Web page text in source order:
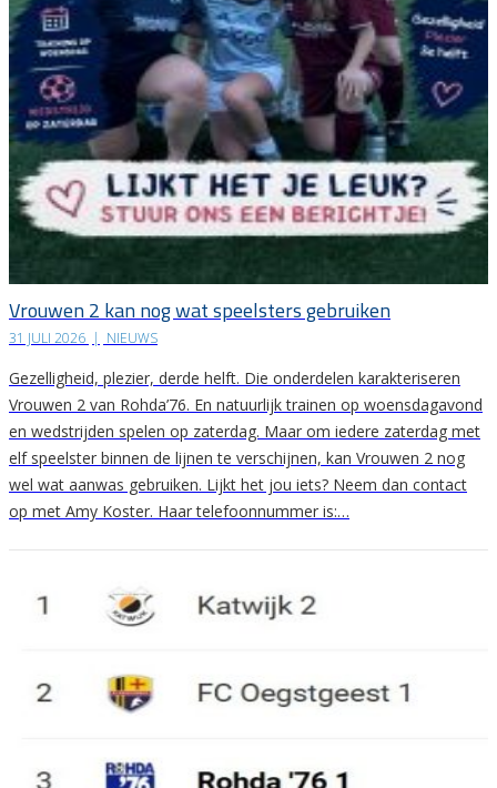
Vrouwen 2 kan nog wat speelsters gebruiken
31 JULI 2026 | NIEUWS
Gezelligheid, plezier, derde helft. Die onderdelen karakteriseren
Vrouwen 2 van Rohda’76. En natuurlijk trainen op woensdagavond
en wedstrijden spelen op zaterdag. Maar om iedere zaterdag met
elf speelster binnen de lijnen te verschijnen, kan Vrouwen 2 nog
wel wat aanwas gebruiken. Lijkt het jou iets? Neem dan contact
op met Amy Koster. Haar telefoonnummer is:…